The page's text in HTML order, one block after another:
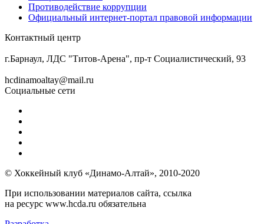
Противодействие коррупции
Официальный интернет-портал правовой информации
Контактный центр
г.Барнаул, ЛДС "Титов-Арена", пр-т Социалистический, 93
hcdinamoaltay@mail.ru
Социальные сети
© Хоккейный клуб «Динамо-Алтай», 2010-2020
При использовании материалов сайта, ссылка
на ресурс www.hcda.ru обязательна